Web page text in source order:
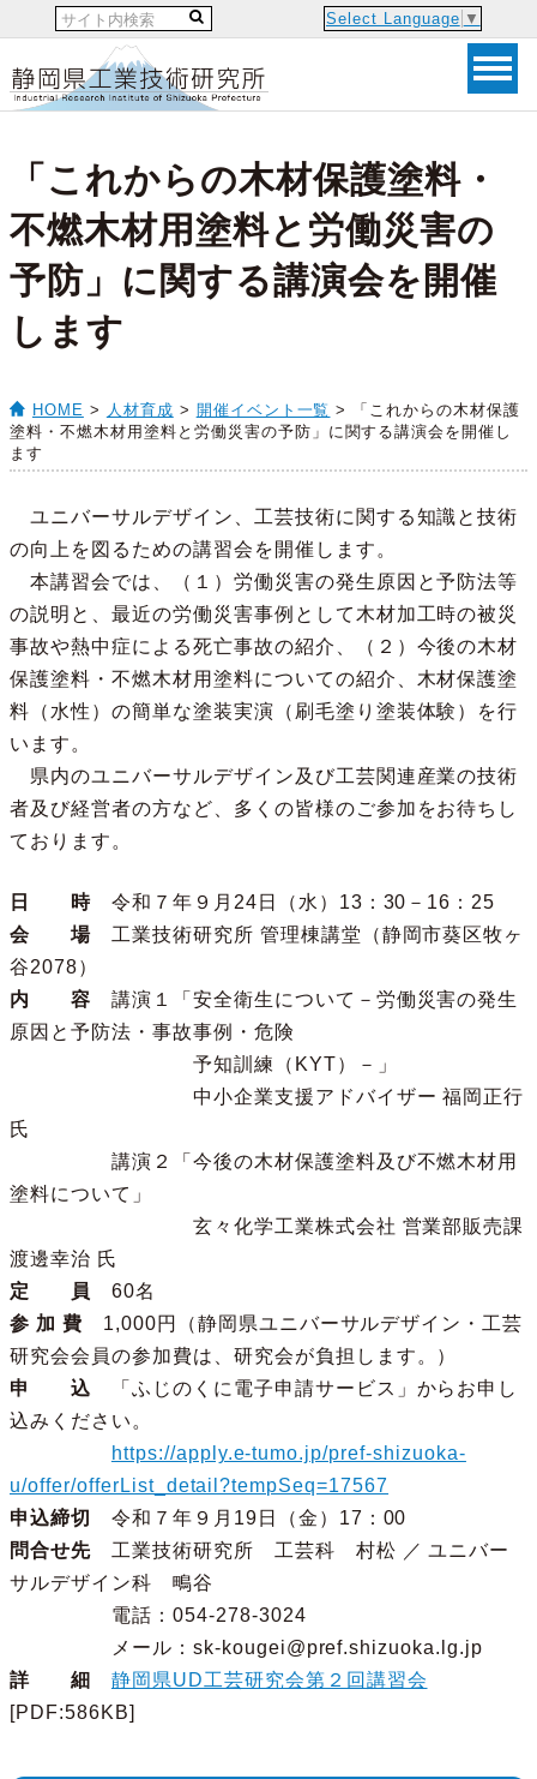
Select Language ▼
「これからの木材保護塗料・
不燃木材用塗料と労働災害の
予防」に関する講演会を開催
します
HOME > 人材育成 > 開催イベント一覧 > 「これからの木材保護
塗料・不燃木材用塗料と労働災害の予防」に関する講演会を開催し
ます
ユニバーサルデザイン、工芸技術に関する知識と技術
の向上を図るための講習会を開催します。
本講習会では、（１）労働災害の発生原因と予防法等
の説明と、最近の労働災害事例として木材加工時の被災
事故や熱中症による死亡事故の紹介、（２）今後の木材
保護塗料・不燃木材用塗料についての紹介、木材保護塗
料（水性）の簡単な塗装実演（刷毛塗り塗装体験）を行
います。
県内のユニバーサルデザイン及び工芸関連産業の技術
者及び経営者の方など、多くの皆様のご参加をお待ちし
ております。
日 時令和７年９月24日（水）13：30－16：25
会 場工業技術研究所 管理棟講堂（静岡市葵区牧ヶ
谷2078）
内 容 講演１「安全衛生について－労働災害の発生
原因と予防法・事故事例・危険
予知訓練（KYT）－」
中小企業支援アドバイザー 福岡正行
氏
講演２「今後の木材保護塗料及び不燃木材用
塗料について」
玄々化学工業株式会社 営業部販売課
渡邊幸治 氏
定 員
60名
参 加 費 1,000円（静岡県ユニバーサルデザイン・工芸
研究会会員の参加費は、研究会が負担します。）
申 込 「ふじのくに電子申請サービス」からお申し
込みください。
https://apply.e-tumo.jp/pref-shizuoka-
u/offer/offerList_detail?tempSeq=17567
申込締切
令和７年９月19日（金）17：00
問合せ先工業技術研究所 工芸科 村松 ／ ユニバー
サルデザイン科 鴫谷
電話：054-278-3024
メール：sk-kougei@pref.shizuoka.lg.jp
詳 細
静岡県UD工芸研究会第２回講習会
[PDF:586KB]